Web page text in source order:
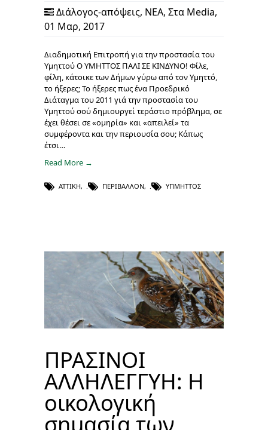
Διάλογος-απόψεις, ΝΕΑ, Στα Media,
01 Μαρ, 2017
Διαδημοτική Επιτροπή για την προστασία του
Υμηττού Ο ΥΜΗΤΤΟΣ ΠΑΛΙ ΣΕ ΚΙΝΔΥΝΟ! Φίλε,
φίλη, κάτοικε των Δήμων γύρω από τον Υμηττό,
το ήξερες; Το ήξερες πως ένα Προεδρικό
Διάταγμα του 2011 γιά την προστασία του
Υμηττού σού δημιουργεί τεράστιο πρόβλημα, σε
έχει θέσει σε «ομηρία» και «απειλεί» τα
συμφέροντα και την περιουσία σου; Κάπως
έτσι…
Read More →
ΑΤΤΙΚΉ, ΠΕΡΙΒΆΛΛΟΝ, ΥΠΜΗΤΤΌΣ
ΠΡΑΣΙΝΟΙ
ΑΛΛΗΛΕΓΓΥΗ: Η
οικολογική